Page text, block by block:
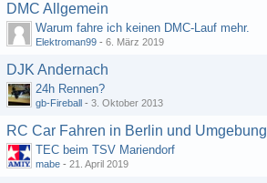
DMC Allgemein
Warum fahre ich keinen DMC-Lauf mehr.
Elektroman99 - 6. März 2019
DJK Andernach
24h Rennen?
gb-Fireball - 3. Oktober 2013
RC Car Fahren in Berlin und Umgebung
TEC beim TSV Mariendorf
mabe - 21. April 2019